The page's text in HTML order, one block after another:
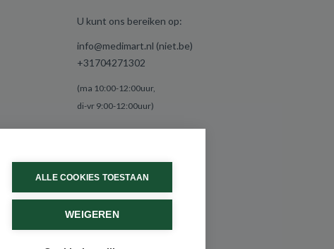
U kunt ons bereiken op:
info@medimart.nl (niet.be)
+31704271302
(ma 10:00-12:00uur,
di-vr 9:00-12:00uur)
ALLE COOKIES TOESTAAN
WEIGEREN